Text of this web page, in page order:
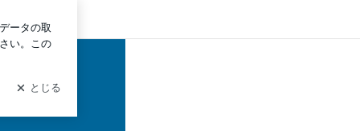
語ります。